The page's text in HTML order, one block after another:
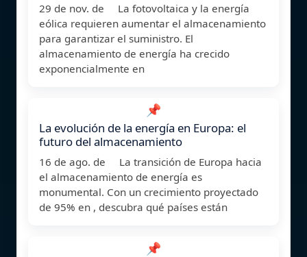
29 de nov. de La fotovoltaica y la energía
eólica requieren aumentar el almacenamiento
para garantizar el suministro. El
almacenamiento de energía ha crecido
exponencialmente en
📌
La evolución de la energía en Europa: el
futuro del almacenamiento
16 de ago. de La transición de Europa hacia
el almacenamiento de energía es
monumental. Con un crecimiento proyectado
de 95% en , descubra qué países están
📌